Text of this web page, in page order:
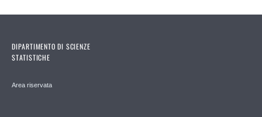
DIPARTIMENTO DI SCIENZE
STATISTICHE
Area riservata